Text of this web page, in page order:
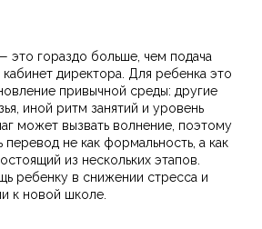
это гораздо больше, чем подача
директора. Для ребенка это
привычной среды: другие
иной ритм занятий и уровень
может вызвать волнение, поэтому
не как формальность, а как
из нескольких этапов.
ребенку в снижении стресса и
к новой школе.